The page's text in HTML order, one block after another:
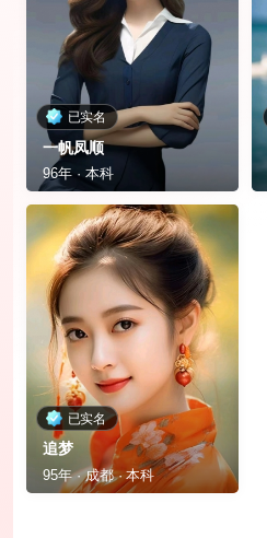
已实名
一帆凤顺
96年 · 本科
已实名
追梦
95年 · 成都 · 本科